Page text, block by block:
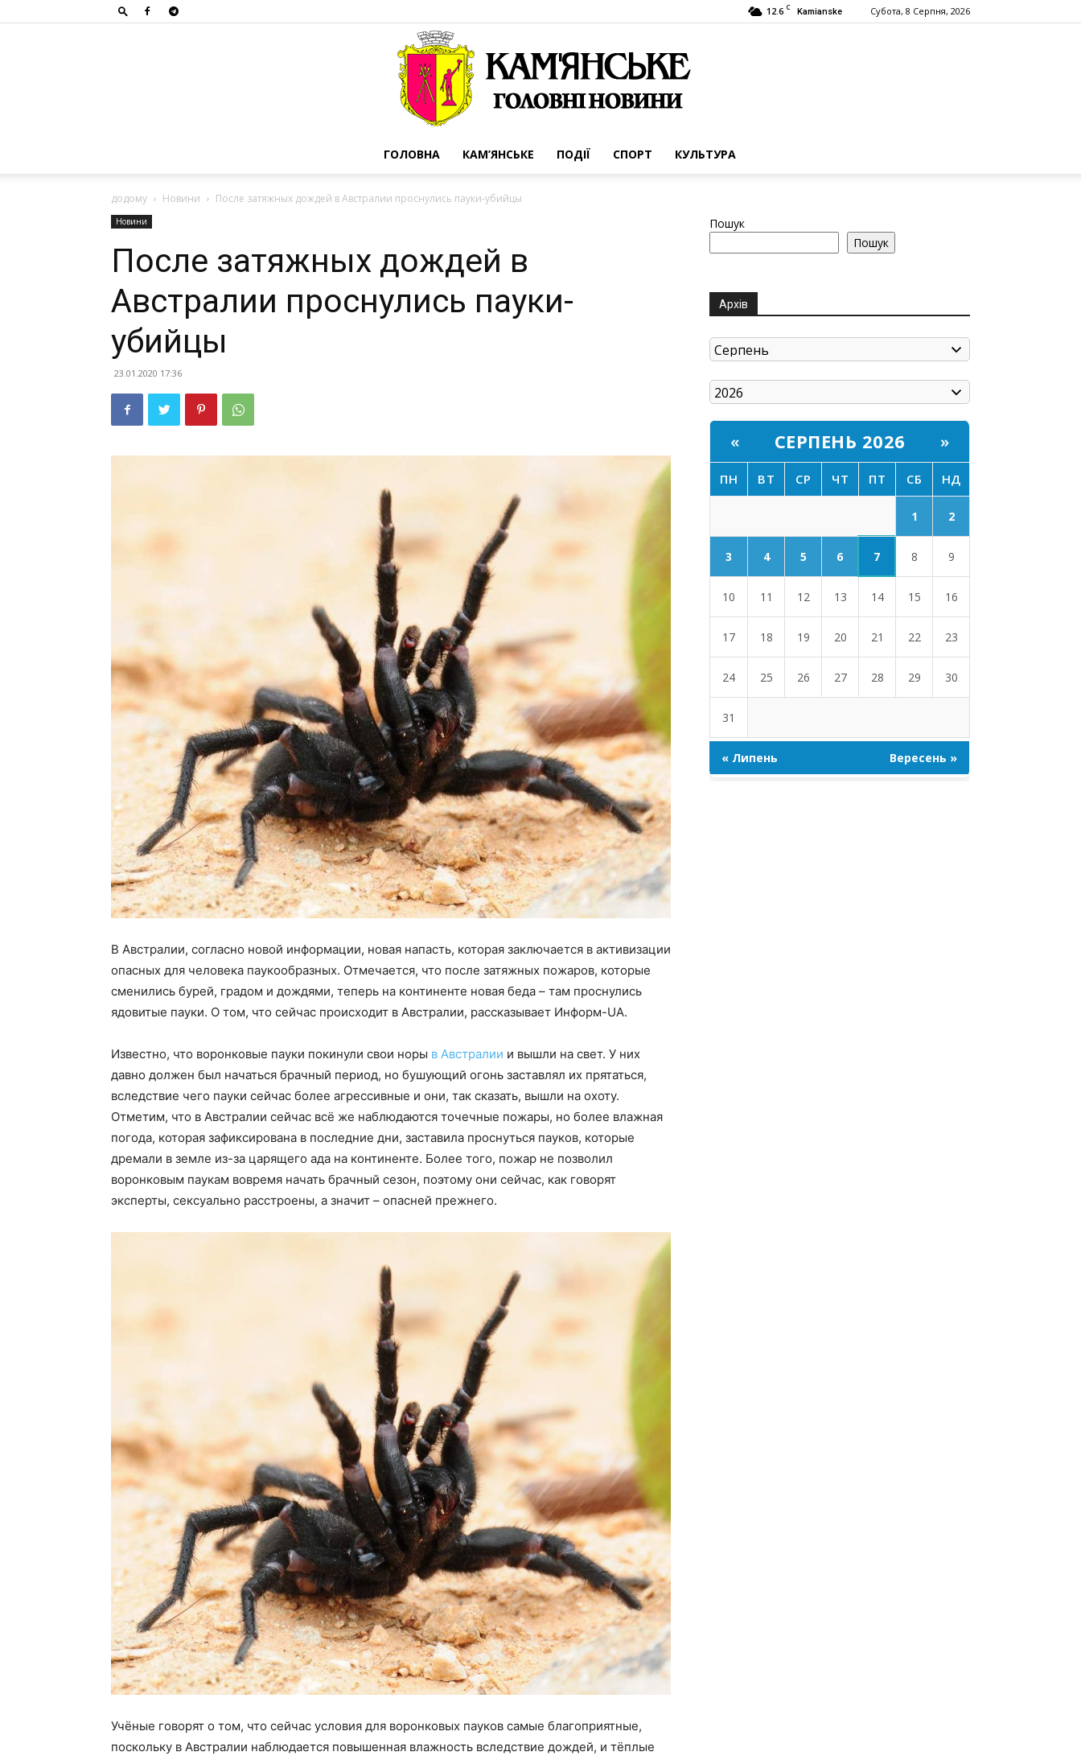
12.6 C Kamianske Субота, 8 Серпня, 2026
ГОЛОВНА КАМ’ЯНСЬКЕ ПОДІЇ СПОРТ КУЛЬТУРА
додому Новини После затяжных дождей в Австралии проснулись пауки-убийцы
Новини
После затяжных дождей в
Австралии проснулись пауки-
убийцы
23.01.2020 17:36
В Австралии, согласно новой информации, новая напасть, которая заключается в активизации
опасных для человека паукообразных. Отмечается, что после затяжных пожаров, которые
сменились бурей, градом и дождями, теперь на континенте новая беда – там проснулись
ядовитые пауки. О том, что сейчас происходит в Австралии, рассказывает Информ-UA.
Известно, что воронковые пауки покинули свои норы в Австралии и вышли на свет. У них
давно должен был начаться брачный период, но бушующий огонь заставлял их прятаться,
вследствие чего пауки сейчас более агрессивные и они, так сказать, вышли на охоту.
Отметим, что в Австралии сейчас всё же наблюдаются точечные пожары, но более влажная
погода, которая зафиксирована в последние дни, заставила проснуться пауков, которые
дремали в земле из-за царящего ада на континенте. Более того, пожар не позволил
воронковым паукам вовремя начать брачный сезон, поэтому они сейчас, как говорят
эксперты, сексуально расстроены, а значит – опасней прежнего.
Учёные говорят о том, что сейчас условия для воронковых пауков самые благоприятные,
поскольку в Австралии наблюдается повышенная влажность вследствие дождей, и тёплые
Пошук
Пошук
Архів
« СЕРПЕНЬ 2026 »
ПН ВТ СР ЧТ ПТ СБ НД
1 2
3 4 5 6 7 8 9
10 11 12 13 14 15 16
17 18 19 20 21 22 23
24 25 26 27 28 29 30
31
« Липень Вересень »